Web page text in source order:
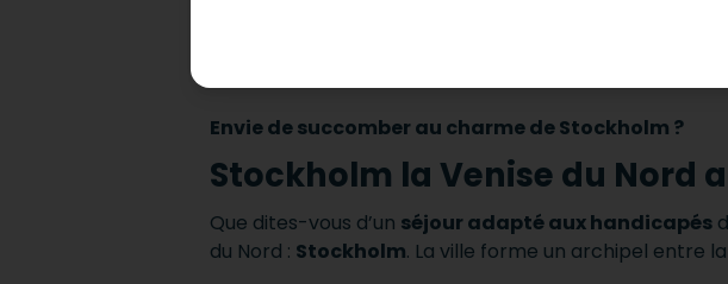
Envie de succomber au charme de Stockholm ?
Stockholm la Venise du Nord
Que dites-vous d’un séjour adapté aux handicapés
du Nord : Stockholm. La ville forme un archipel entre